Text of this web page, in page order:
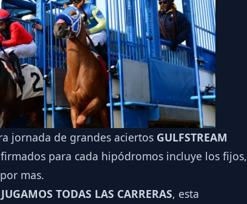
jornada de grandes aciertos GULFSTREAM
para cada hipódromos incluye los fijos,
mas.
TODAS LAS CARRERAS, esta